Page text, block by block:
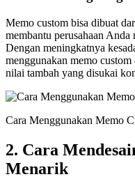
Memo custom bisa dibuat
membantu perusahaan
Dengan meningkatnya
menggunakan memo
nilai tambah yang disukai
Cara Menggunakan Memo
2. Cara
Menarik